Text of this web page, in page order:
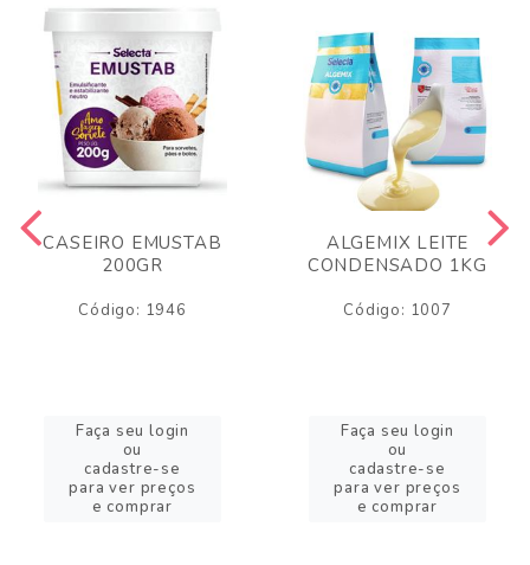
CASEIRO EMUSTAB
200GR
Código: 1946
Faça seu login
ou
cadastre-se
para ver preços
e comprar
ALGEMIX LEITE
CONDENSADO 1KG
Código: 1007
Faça seu login
ou
cadastre-se
para ver preços
e comprar